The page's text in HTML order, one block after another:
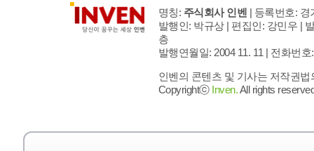
명칭: 주식회사 인벤 | 등록번호: 경
발행인: 박규상 | 편집인: 강민우 |
층
발행연월일: 2004 11. 11 | 전화번호
인벤의 콘텐츠 및 기사는 저작권
Copyrightⓒ Inven.All rights